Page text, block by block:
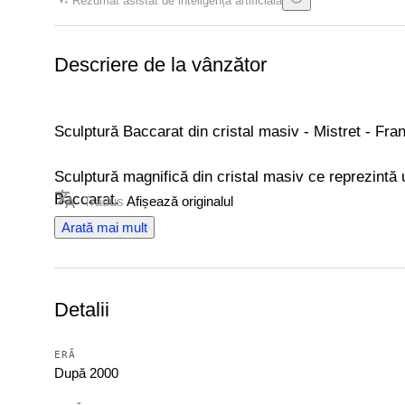
Descriere de la vânzător
Sculptură Baccarat din cristal masiv - Mistret -
Sculptură magnifică din cristal masiv ce
Baccarat.
Acest exemplar de porci mistreț, elegant, face
Caracteristici ale Produsului:
• Marca: Baccarat (Lucrat manual în Franța)
excepțională a luminii.
originalitate (așa cum se poate vedea în fotografii).
Dimensiuni și Greutate:
Tradus Afișează originalul
Arată mai mult
Detalii
ERĂ
După 2000